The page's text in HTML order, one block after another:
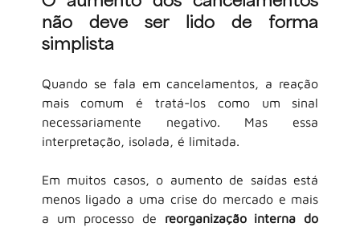
não deve ser lido de forma
simplista
Quando se fala em cancelamentos, a reação
mais comum é tratá-los como um sinal
necessariamente negativo. Mas essa
interpretação, isolada, é limitada.
Em muitos casos, o aumento de saídas está
menos ligado a uma crise do mercado e mais
a um processo de
reorganização interna do